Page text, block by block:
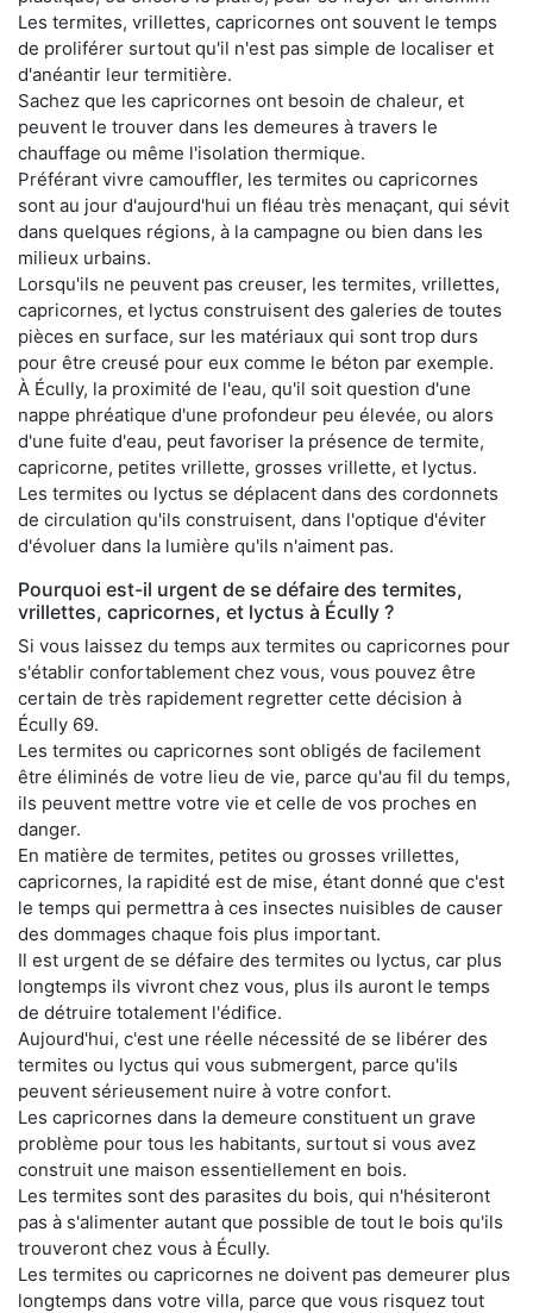
Les termites, vrillettes, capricornes ont souvent le temps
de proliférer surtout qu'il n'est pas simple de localiser et
d'anéantir leur termitière.
Sachez que les capricornes ont besoin de chaleur, et
peuvent le trouver dans les demeures à travers le
chauffage ou même l'isolation thermique.
Préférant vivre camouffler, les termites ou capricornes
sont au jour d'aujourd'hui un fléau très menaçant, qui sévit
dans quelques régions, à la campagne ou bien dans les
milieux urbains.
Lorsqu'ils ne peuvent pas creuser, les termites, vrillettes,
capricornes, et lyctus construisent des galeries de toutes
pièces en surface, sur les matériaux qui sont trop durs
pour être creusé pour eux comme le béton par exemple.
À Écully, la proximité de l'eau, qu'il soit question d'une
nappe phréatique d'une profondeur peu élevée, ou alors
d'une fuite d'eau, peut favoriser la présence de termite,
capricorne, petites vrillette, grosses vrillette, et lyctus.
Les termites ou lyctus se déplacent dans des cordonnets
de circulation qu'ils construisent, dans l'optique d'éviter
d'évoluer dans la lumière qu'ils n'aiment pas.
Pourquoi est-il urgent de se défaire des termites,
vrillettes, capricornes, et lyctus à Écully ?
Si vous laissez du temps aux termites ou capricornes pour
s'établir confortablement chez vous, vous pouvez être
certain de très rapidement regretter cette décision à
Écully 69.
Les termites ou capricornes sont obligés de facilement
être éliminés de votre lieu de vie, parce qu'au fil du temps,
ils peuvent mettre votre vie et celle de vos proches en
danger.
En matière de termites, petites ou grosses vrillettes,
capricornes, la rapidité est de mise, étant donné que c'est
le temps qui permettra à ces insectes nuisibles de causer
des dommages chaque fois plus important.
Il est urgent de se défaire des termites ou lyctus, car plus
longtemps ils vivront chez vous, plus ils auront le temps
de détruire totalement l'édifice.
Aujourd'hui, c'est une réelle nécessité de se libérer des
termites ou lyctus qui vous submergent, parce qu'ils
peuvent sérieusement nuire à votre confort.
Les capricornes dans la demeure constituent un grave
problème pour tous les habitants, surtout si vous avez
construit une maison essentiellement en bois.
Les termites sont des parasites du bois, qui n'hésiteront
pas à s'alimenter autant que possible de tout le bois qu'ils
trouveront chez vous à Écully.
Les termites ou capricornes ne doivent pas demeurer plus
longtemps dans votre villa, parce que vous risquez tout